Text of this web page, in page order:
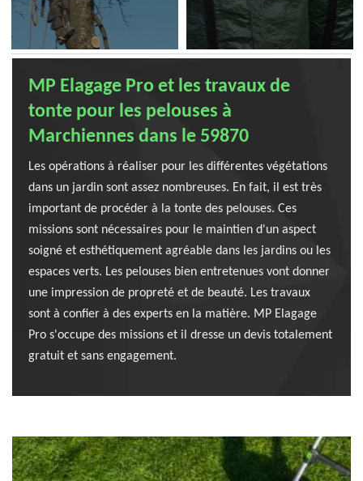
MP Elagage Pro et les travaux de
tonte pour les pelouses à
Marchiennes dans le 59870
Les opérations à réaliser pour les différentes végétations
dans un jardin sont assez nombreuses. En fait, il est très
important de procéder à la tonte des pelouses. Ces
missions sont nécessaires pour le maintien d'un aspect
soigné et esthétiquement agréable dans les jardins ou les
espaces verts. Les pelouses bien entretenues vont donner
une impression de propreté et de beauté. Les travaux
sont à confier à des experts en la matière. MP Elagage
Pro s'occupe des missions et il dresse un devis totalement
gratuit et sans engagement.